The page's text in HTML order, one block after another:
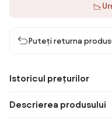
Puteți returna
Istoricul prețurilor
Descrierea produsului